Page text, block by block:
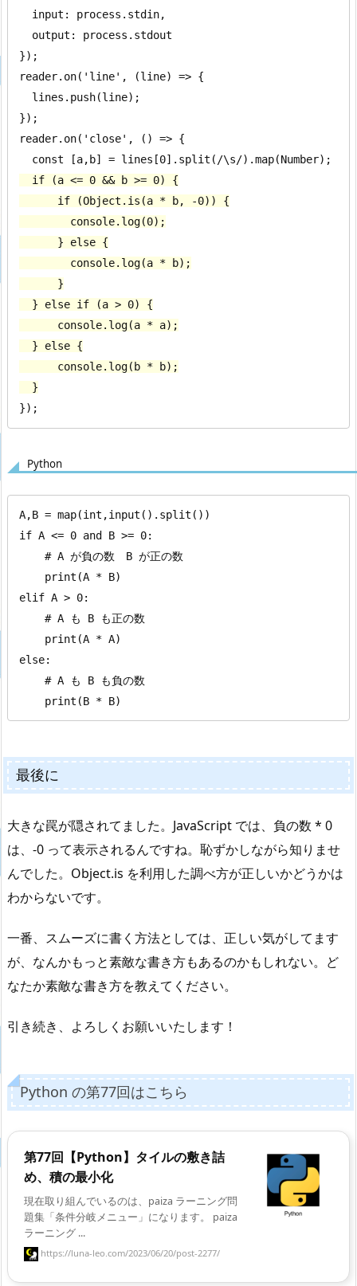
});
reader.on('line', (line) => {
});
reader.on('close', () => {
  }
});
Python
A,B = map(int,input().split())
if A <= 0 and B >= 0:
elif A > 0:
else:
    print(B * B)
最後に
大きな罠が隠されてました。JavaScript では、負の数 * 0
は、-0 って表示されるんですね。恥ずかしながら知りませ
んでした。Object.is を利用した調べ方が正しいかどうかは
わからないです。
一番、スムーズに書く方法としては、正しい気がしてます
が、なんかもっと素敵な書き方もあるのかもしれない。ど
なたか素敵な書き方を教えてください。
引き続き、よろしくお願いいたします！
Python の第77回はこちら
第77回【Python】タイルの敷き詰
め、積の最小化
現在取り組んでいるのは、paiza ラーニング問
題集「条件分岐メニュー」になります。 paiza
ラーニング ...
https://luna-leo.com/2023/06/20/post-2277/